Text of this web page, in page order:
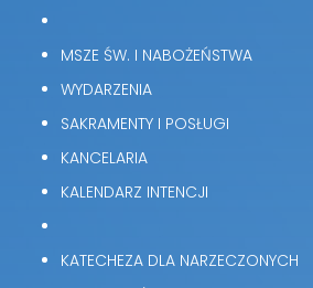
MSZE ŚW. I NABOŻEŃSTWA
WYDARZENIA
SAKRAMENTY I POSŁUGI
KANCELARIA
KALENDARZ INTENCJI
KATECHEZA DLA NARZECZONYCH